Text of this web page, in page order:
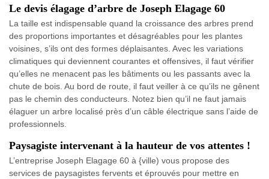
Le devis élagage d’arbre de Joseph Elagage 60
La taille est indispensable quand la croissance des arbres prend
des proportions importantes et désagréables pour les plantes
voisines, s’ils ont des formes déplaisantes. Avec les variations
climatiques qui deviennent courantes et offensives, il faut vérifier
qu’elles ne menacent pas les bâtiments ou les passants avec la
chute de bois. Au bord de route, il faut veiller à ce qu’ils ne gênent
pas le chemin des conducteurs. Notez bien qu’il ne faut jamais
élaguer un arbre localisé près d’un câble électrique sans l’aide de
professionnels.
Paysagiste intervenant à la hauteur de vos attentes !
L’entreprise Joseph Elagage 60 à {ville) vous propose des
services de paysagistes fervents et éprouvés pour mettre en